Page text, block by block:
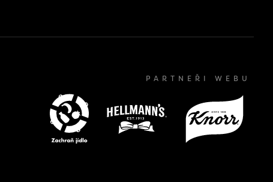
PARTNEŘI WEBU